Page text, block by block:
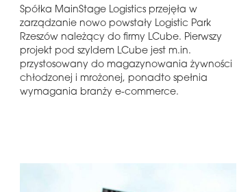
Spółka MainStage Logistics przejęła w
zarządzanie nowo powstały Logistic Park
Rzeszów należący do firmy LCube. Pierwszy
projekt pod szyldem LCube jest m.in.
przystosowany do magazynowania żywności
chłodzonej i mrożonej, ponadto spełnia
wymagania branży e-commerce.